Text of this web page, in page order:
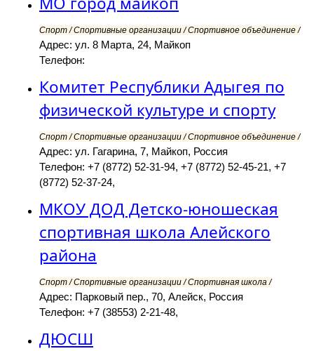
Спорт / Спортивные организации / Спортивное объединение /
Адрес: ул. 8 Марта, 24, Майкоп
Телефон:
Комитет Республики Адыгея по
физической культуре и спорту
Спорт / Спортивные организации / Спортивное объединение /
Адрес: ул. Гагарина, 7, Майкоп, Россия
Телефон: +7 (8772) 52-31-94, +7 (8772) 52-45-21, +7
(8772) 52-37-24,
МКОУ ДОД Детско-юношеская
спортивная школа Алейского
района
Спорт / Спортивные организации / Спортивная школа /
Адрес: Парковый пер., 70, Алейск, Россия
Телефон: +7 (38553) 2-21-48,
ДЮСШ